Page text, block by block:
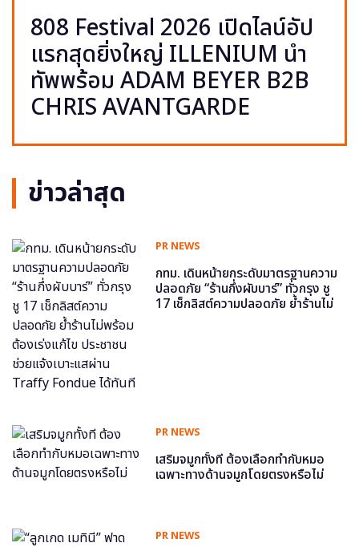
808 Festival 2026 เปิดไลน์อัป
แรกสุดยิ่งใหญ่ ILLENIUM นำ
ทัพพร้อม ADAM BEYER B2B
CHRIS AVANTGARDE
ข่าวล่าสุด
PR NEWS
กทม. เดินหน้ายกระดับมาตรฐานความ
ปลอดภัย “ร้านกึ่งผับบาร์” ทั่วกรุง ชู
17 เช็กลิสต์ความปลอดภัย ย้ำร้านไม่
PR NEWS
เสริมจมูกทั้งที ต้องเลือกทำกับหมอ
เฉพาะทางด้านจมูกโดยตรงหรือไม่
PR NEWS